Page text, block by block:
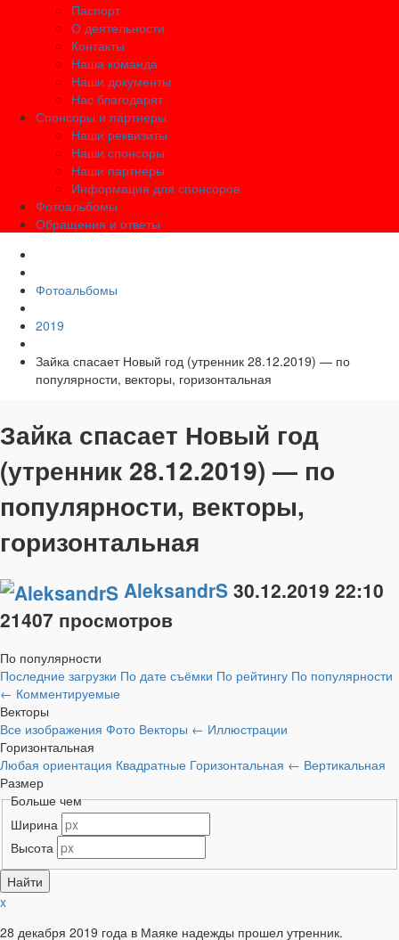
Паспорт
О деятельности
Контакты
Наша команда
Наши документы
Нас благодарят
Спонсоры и партнеры
Наши реквизиты
Наши спонсоры
Наши партнеры
Информация для спонсоров
Фотоальбомы
Обращения и ответы
Фотоальбомы
2019
Зайка спасает Новый год (утренник 28.12.2019) — по
популярности, векторы, горизонтальная
Зайка спасает Новый год
(утренник 28.12.2019) — по
популярности, векторы,
горизонтальная
AleksandrS 30.12.2019 22:10
21407 просмотров
По популярности
Последние загрузки По дате съёмки По рейтингу По популярности
← Комментируемые
Векторы
Все изображения Фото Векторы ← Иллюстрации
Горизонтальная
Любая ориентация Квадратные Горизонтальная ← Вертикальная
Размер
Больше чем
Ширина
Высота
x
28 декабря 2019 года в Маяке надежды прошел утренник.